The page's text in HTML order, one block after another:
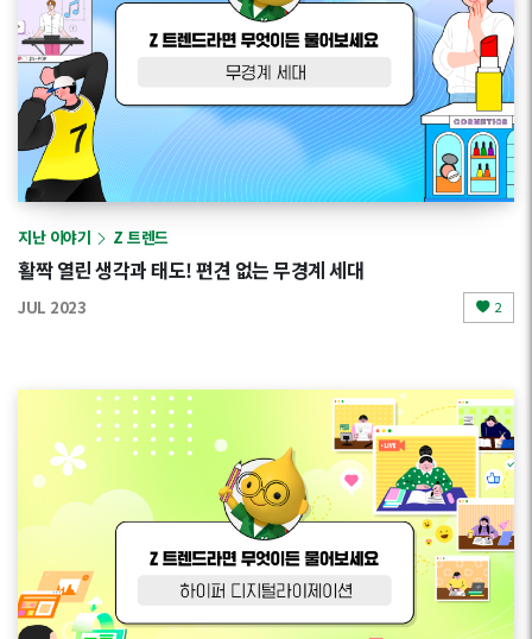
지난 이야기 Z 트렌드
활짝 열린 생각과 태도! 편견 없는 무경계 세대
JUL 2023 2